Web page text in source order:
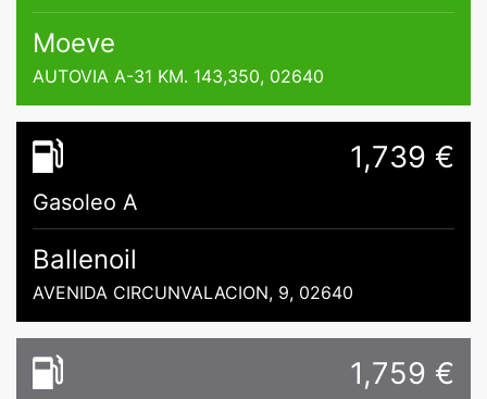
Moeve
AUTOVIA A-31 KM. 143,350, 02640
1,739 €
Gasoleo A
Ballenoil
AVENIDA CIRCUNVALACION, 9, 02640
1,759 €